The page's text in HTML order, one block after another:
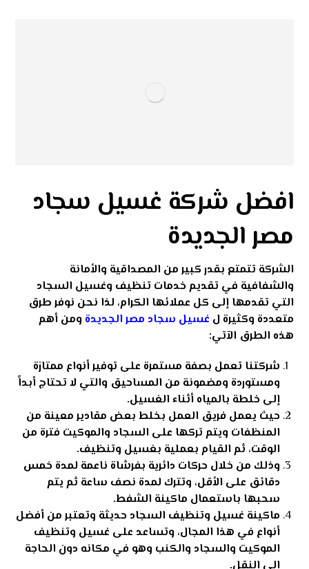
افضل شركة غسيل سجاد
مصر الجديدة
الشركة تتمتع بقدر كبير من المصداقية والأمانة
والشفافية في تقديم خدمات تنظيف وغسيل السجاد
التي تقدمها إلى كل عملائها الكرام، لذا نحن نوفر طرق
متعددة وكثيرة ل غسيل سجاد مصر الجديدة ومن أهم
هذه الطرق الآتي:
شركتنا تعمل بصفة مستمرة على توفير أنواع ممتازة
ومستوردة ومضمونة من المساحيق والتي لا تحتاج أبداً
إلى خلطة بالمياه أثناء الغسيل.
حيث يعمل فريق العمل بخلط بعض مقادير معينة من
المنظفات ويتم تركها على السجاد والموكيت فترة من
الوقت، ثم القيام بعملية بغسيل وتنظيف.
وذلك من خلال حركات دائرية بفرشاة ناعمة لمدة خمس
دقائق على الأقل، وتترك لمدة نصف ساعة ثم يتم
سحبها باستعمال ماكينة الشفط.
ماكينة غسيل وتنظيف السجاد حديثة وتعتبر من أفضل
أنواع في هذا المجال، وتساعد على غسيل وتنظيف
الموكيت والسجاد والكنب وهو في مكانه دون الحاجة